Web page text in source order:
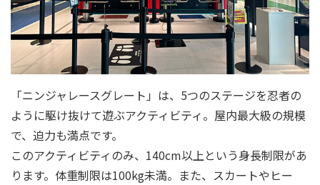
「ニンジャレースグレート」は、5つのステージを忍者の
ように駆け抜けて遊ぶアクティビティ。屋内最大級の規模
で、迫力も満点です。
このアクティビティのみ、140cm以上という身長制限があ
ります。体重制限は100kg未満。また、スカートやヒー